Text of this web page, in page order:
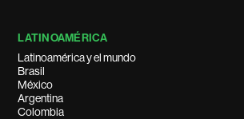
LATINOAMÉRICA
Latinoamérica y el mundo
Brasil
México
Argentina
Colombia